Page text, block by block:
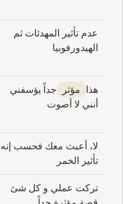
عدم تأثير المهدئات ثم
الهيدورفوبيا
هذا مؤثر
جداً يؤسفني
أنني لا أصوت
لا، أعبث معك فحسب إنه
تأثير الخمر
تركت عملي و كل شئ